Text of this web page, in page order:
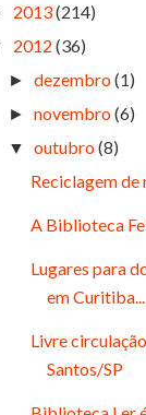
2013(214)
2012 (36)
►dezembro(1)
►novembro(6)
▼ outubro(8)
Reciclagem de
A Biblioteca
Lugares para
em Curitiba...
Livre
Santos/SP